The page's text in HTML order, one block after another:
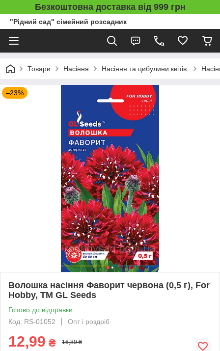
Безкоштовна доставка від 999 грн
"Рідний сад" сімейний розсадник
Товари Насіння Насіння та цибулини квітів.
–23%
Волошка насіння Фаворит червона (0,5 г), For
Hobby, TM GL Seeds
Готово до відправки
Код: RS-01052
Опт і роздріб
12,99 ₴ 16,89 ₴